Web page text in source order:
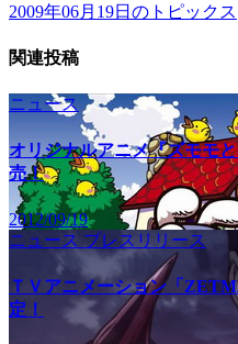
2009年06月19日のトピックス
関連投稿
ニュース
オリジナルアニメ『ズモモ
売！
2012/09/19
ニュース プレスリリース
ＴＶアニメーション「
定！